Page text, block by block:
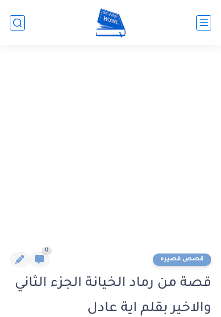
قصص قصيره
0
قصة من رماد الخيانة الجزء الثاني
والاخير بقلم اية عادل